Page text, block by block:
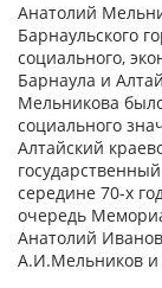
Анатолий
Барнаульского
социального,
Барнаула и
Мельникова
социального
Алтайский
середине 70-х
очередь
Анатолий
А.И.Мельников и